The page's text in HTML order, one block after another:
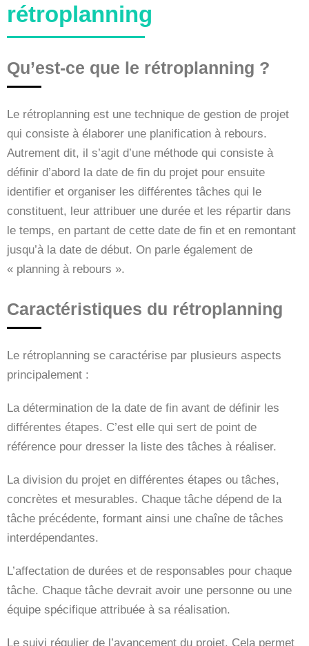
rétroplanning
Qu’est-ce que le rétroplanning ?
Le rétroplanning est une technique de gestion de projet
qui consiste à élaborer une planification à rebours.
Autrement dit, il s’agit d’une méthode qui consiste à
définir d’abord la date de fin du projet pour ensuite
identifier et organiser les différentes tâches qui le
constituent, leur attribuer une durée et les répartir dans
le temps, en partant de cette date de fin et en remontant
jusqu’à la date de début. On parle également de
« planning à rebours ».
Caractéristiques du rétroplanning
Le rétroplanning se caractérise par plusieurs aspects
principalement :
La détermination de la date de fin avant de définir les
différentes étapes. C’est elle qui sert de point de
référence pour dresser la liste des tâches à réaliser.
La division du projet en différentes étapes ou tâches,
concrètes et mesurables. Chaque tâche dépend de la
tâche précédente, formant ainsi une chaîne de tâches
interdépendantes.
L’affectation de durées et de responsables pour chaque
tâche. Chaque tâche devrait avoir une personne ou une
équipe spécifique attribuée à sa réalisation.
Le suivi régulier de l’avancement du projet. Cela permet